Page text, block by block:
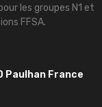
les groupes N1 et
FFSA.
Paulhan France